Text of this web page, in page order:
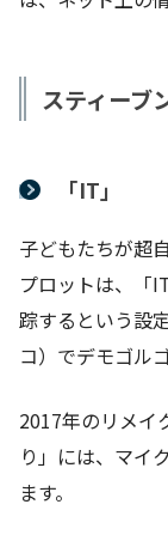
スティーブ
「IT」
子どもたちが超
プロットは、「
踪するという設
コ）でデモゴル
2017年のリメイ
り」には、マイ
ます。